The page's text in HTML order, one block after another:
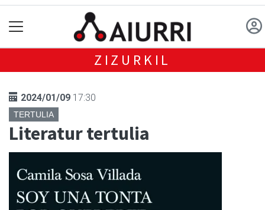
ZIZURKIL
2024/01/09 17:30
TERTULIA
Literatur tertulia